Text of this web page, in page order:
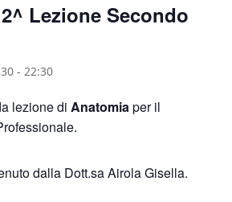
Lezione Secondo
- 22:30
lezione di Anatomiaper il
dalla Dott.sa Airola Gisella.